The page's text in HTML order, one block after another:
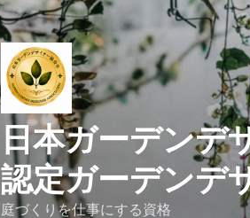
日本ガ
認定ガーデンデ
庭づくりを仕事にする資格